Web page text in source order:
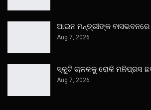
ଆଇନ ମନ୍ତ୍ରୀଙ୍କ ବାସଭବନରେ
Aug 7, 2026
ସ୍କୁଟି ଚାଳକକୁ ରୋକି ମନିପ୍ରସ
Aug 7, 2026